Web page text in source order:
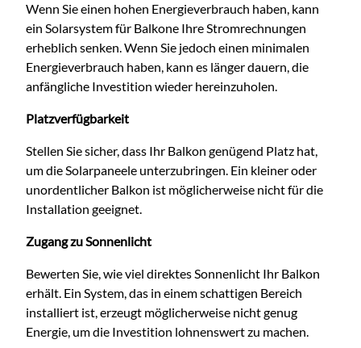
Wenn Sie einen hohen Energieverbrauch haben, kann
ein Solarsystem für Balkone Ihre Stromrechnungen
erheblich senken. Wenn Sie jedoch einen minimalen
Energieverbrauch haben, kann es länger dauern, die
anfängliche Investition wieder hereinzuholen.
Platzverfügbarkeit
Stellen Sie sicher, dass Ihr Balkon genügend Platz hat,
um die Solarpaneele unterzubringen. Ein kleiner oder
unordentlicher Balkon ist möglicherweise nicht für die
Installation geeignet.
Zugang zu Sonnenlicht
Bewerten Sie, wie viel direktes Sonnenlicht Ihr Balkon
erhält. Ein System, das in einem schattigen Bereich
installiert ist, erzeugt möglicherweise nicht genug
Energie, um die Investition lohnenswert zu machen.